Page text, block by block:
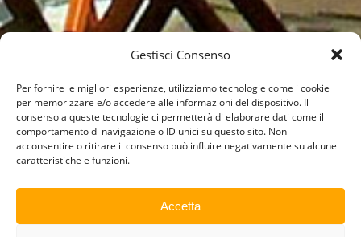
Gestisci Consenso
Per fornire le migliori esperienze, utilizziamo tecnologie come i cookie
per memorizzare e/o accedere alle informazioni del dispositivo. Il
consenso a queste tecnologie ci permetterà di elaborare dati come il
comportamento di navigazione o ID unici su questo sito. Non
acconsentire o ritirare il consenso può influire negativamente su alcune
caratteristiche e funzioni.
Accetta